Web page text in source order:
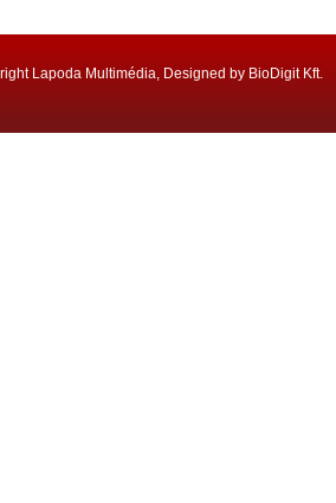
Lapoda Multimédia, Designed by BioDigit Kft.